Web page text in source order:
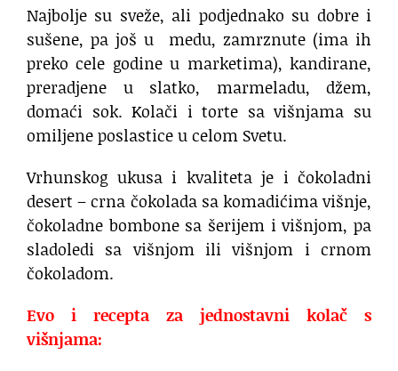
Najbolje su sveže, ali podjednako su dobre i
sušene, pa još u medu, zamrznute (ima ih
preko cele godine u marketima), kandirane,
preradjene u slatko, marmeladu, džem,
domaći sok. Kolači i torte sa višnjama su
omiljene poslastice u celom Svetu.
Vrhunskog ukusa i kvaliteta je i čokoladni
desert – crna čokolada sa komadićima višnje,
čokoladne bombone sa šerijem i višnjom, pa
sladoledi sa višnjom ili višnjom i crnom
čokoladom.
Evo i recepta za jednostavni kolač s
višnjama: